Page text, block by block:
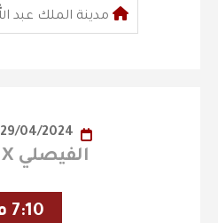
مدينة الملك عبد
الفيصلي X العين
7:10 م